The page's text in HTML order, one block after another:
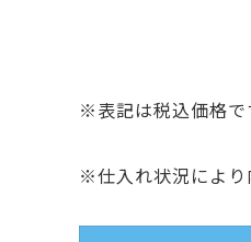
※表記は税込価格で
※仕入れ状況により